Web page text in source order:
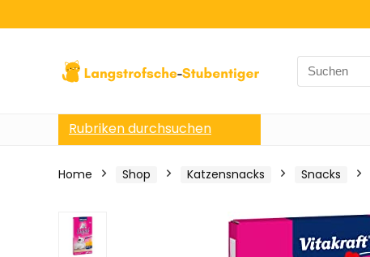
Search
for:
Rubriken durchsuchen
Home Shop Katzensnacks Snacks